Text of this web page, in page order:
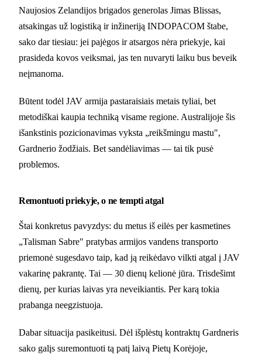
Naujosios Zelandijos brigados generolas Jimas Blissas,
atsakingas už logistiką ir inžineriją INDOPACOM štabe,
sako dar tiesiau: jei pajėgos ir atsargos nėra priekyje, kai
prasideda kovos veiksmai, jas ten nuvaryti laiku bus beveik
neįmanoma.
Būtent todėl JAV armija pastaraisiais metais tyliai, bet
metodiškai kaupia techniką visame regione. Australijoje šis
išankstinis pozicionavimas vyksta „reikšmingu mastu",
Gardnerio žodžiais. Bet sandėliavimas — tai tik pusė
problemos.
Remontuoti priekyje, o ne tempti atgal
Štai konkretus pavyzdys: du metus iš eilės per kasmetines
„Talisman Sabre" pratybas armijos vandens transporto
priemonė sugesdavo taip, kad ją reikėdavo vilkti atgal į JAV
vakarinę pakrantę. Tai — 30 dienų kelionė jūra. Trisdešimt
dienų, per kurias laivas yra neveikiantis. Per karą tokia
prabanga neegzistuoja.
Dabar situacija pasikeitusi. Dėl išplėstų kontraktų Gardneris
sako galįs suremontuoti tą patį laivą Pietų Korėjoje,